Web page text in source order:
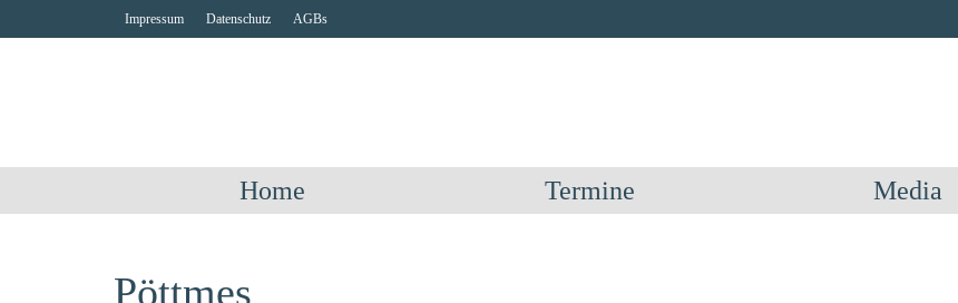
Impressum Datenschutz AGBs
Home Termine Media
Pöttmes